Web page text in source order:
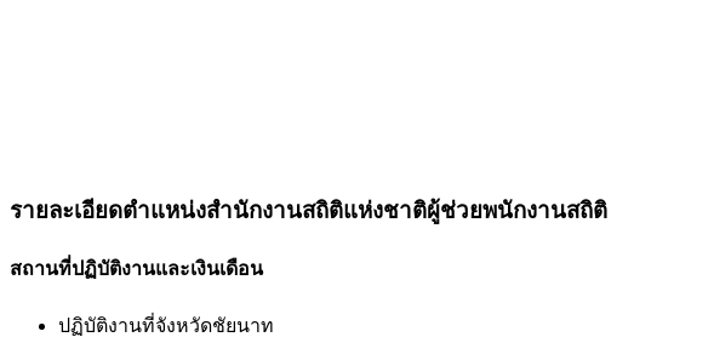
รายละเอียดตำแหน่งสำนักงานสถิติแห่งชาติผู้ช่วยพนักงานสถิติ
สถานที่ปฏิบัติงานและเงินเดือน
ปฏิบัติงานที่จังหวัดชัยนาท